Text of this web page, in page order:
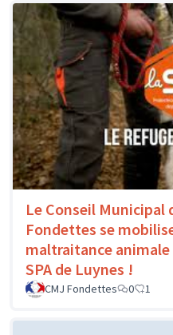
Le Conseil Municipal
Fondettes se
maltraitance
SPA de Luynes !
CMJ Fondettes 0 1